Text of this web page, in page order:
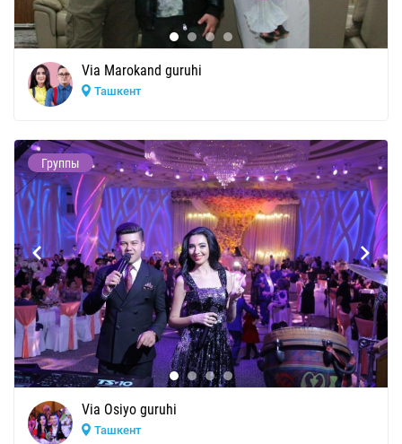
Via Marokand guruhi
Ташкент
Группы
Via Osiyo guruhi
Ташкент